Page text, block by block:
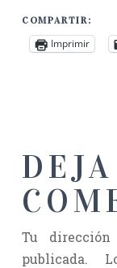
COMPARTIR:
Imprimir
Tu
publicada.